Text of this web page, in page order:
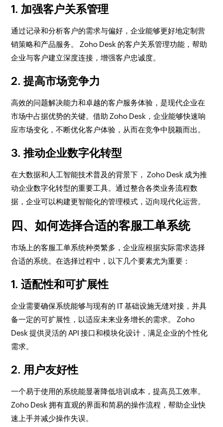
1. 加强客户关系管理
通过记录和分析客户的需求与偏好，企业能够更好地定制营
销策略和产品服务。 Zoho Desk 的客户关系管理功能，帮助
企业与客户建立深度连接，增强客户忠诚度。
2. 提高市场竞争力
高效的问题解决能力和卓越的客户服务体验，是现代企业在
市场中占据优势的关键。借助 Zoho Desk，企业能够快速响
应市场变化，不断优化客户体验，从而在竞争中脱颖而出。
3. 推动企业数字化转型
在大数据和人工智能技术普及的背景下， Zoho Desk 成为推
动企业数字化转型的重要工具。通过整合各类业务流程数
据，企业可以构建更智能化的管理模式，迈向现代化运营。
四、如何选择合适的客服工单系统
市场上的客服工单系统种类繁多，企业应根据实际需求选择
合适的系统。在选择过程中，以下几个要素尤为重要：
1. 适配性和可扩展性
企业需要确保系统能够与现有的 IT 基础设施无缝对接，并具
备一定的可扩展性，以适应未来业务增长的需求。 Zoho
Desk 提供灵活的 API 接口和模块化设计，满足企业的个性化
需求。
2. 用户友好性
一个易于使用的系统能显著降低培训成本，提高员工效率。
Zoho Desk 拥有直观的界面和简易的操作流程，帮助企业快
速上手并减少操作失误。